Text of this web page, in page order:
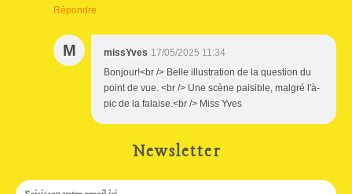
Répondre
M missYves 17/05/2025 11:34
Bonjour!<br /> Belle illustration de la question du
point de vue. <br /> Une scène paisible, malgré l'à-
pic de la falaise.<br /> Miss Yves
Newsletter